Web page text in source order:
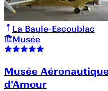
La Baule-Escoublac
Musée
Musée
d'Amour